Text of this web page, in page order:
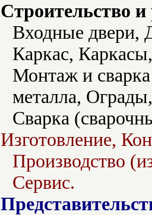
Строительство
Входные двери,
Каркас,
Монтаж и
металла,
Сварка
Изготовление,
Производство
Сервис.